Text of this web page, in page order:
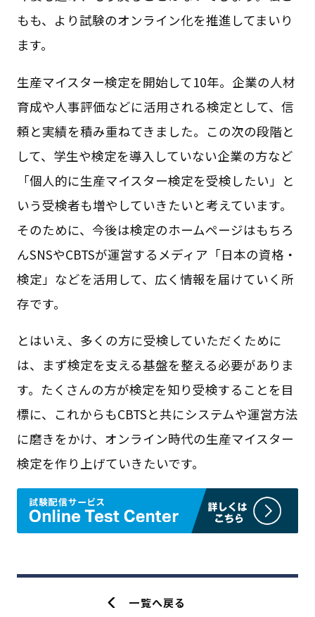
もも、より試験のオンライン化を推進してまいり
ます。
生産マイスター検定を開始して10年。企業の人材
育成や人事評価などに活用される検定として、信
頼と実績を積み重ねてきました。この次の段階と
して、学生や検定を導入していない企業の方など
「個人的に生産マイスター検定を受検したい」と
いう受検者も増やしていきたいと考えています。
そのために、今後は検定のホームページはもちろ
んSNSやCBTSが運営するメディア「日本の資格・
検定」などを活用して、広く情報を届けていく所
存です。
とはいえ、多くの方に受検していただくために
は、まず検定を支える基盤を整える必要がありま
す。たくさんの方が検定を知り受検することを目
標に、これからもCBTSと共にシステムや運営方法
に磨きをかけ、オンライン時代の生産マイスター
検定を作り上げていきたいです。
一覧へ戻る